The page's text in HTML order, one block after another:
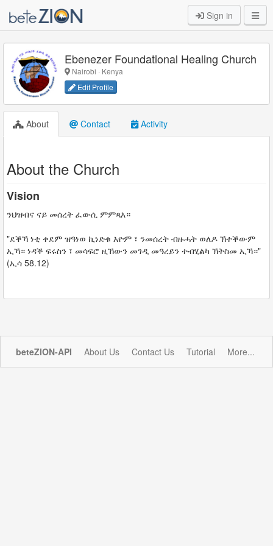
Sign in
Ebenezer Foundational Healing Church
Nairobi · Kenya
Edit Profile
About Contact Activity
About the Church
Vision
ንህዝብና ናይ መሰረት ፈውሲ ምምጻእ።
"ደቕኻ ነቲ ቀደም ዝዓነወ ኪነድቁ እዮም ፣ ንመሰረት ብዙሓት ወለዶ ኽተቕውም
ኢኻ። ነዳቕ ፍሩስን ፣ መሳፍሮ ዚኸውን መገዲ መዓረይን ተብሂልካ ኽትስመ ኢኻ።"
(ኢሳ 58.12)
beteZION-API About Us Contact Us Tutorial More...